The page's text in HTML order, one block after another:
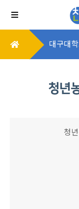
대구대
청년
청